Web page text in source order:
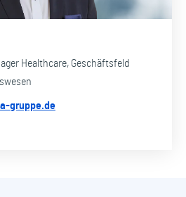
Healthcare, Geschäftsfeld
gruppe.de